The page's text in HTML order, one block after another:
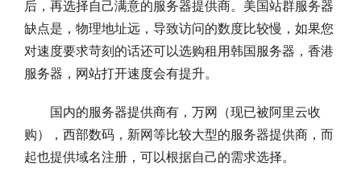
后，再选择自己满意的服务器提供商。美国站群服务器
缺点是，物理地址远，导致访问的数度比较慢，如果您
对速度要求苛刻的话还可以选购租用韩国服务器，香港
服务器，网站打开速度会有提升。
国内的服务器提供商有，万网（现已被阿里云收
购），西部数码，新网等比较大型的服务器提供商，而
起也提供域名注册，可以根据自己的需求选择。